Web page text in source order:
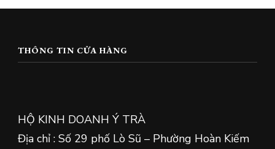
THÔNG TIN CỬA HÀNG
HỘ KINH DOANH Ý TRÀ
Địa chỉ : Số 29 phố Lò Sũ – Phường Hoàn Kiếm